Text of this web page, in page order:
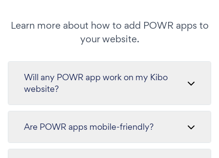
Learn more about how to add POWR apps to
your website.
Will any POWR app work on my Kibo
website?
Are POWR apps mobile-friendly?